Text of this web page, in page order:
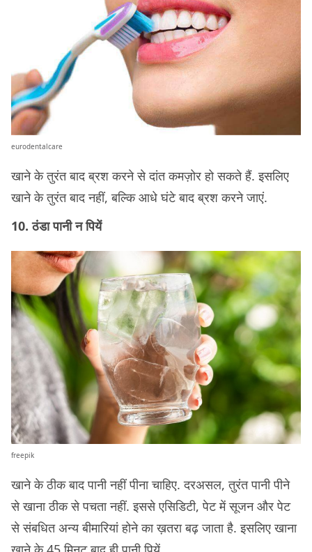
eurodentalcare
खाने के तुरंत बाद ब्रश करने से दांत कमज़ोर हो सकते हैं. इसलिए
खाने के तुरंत बाद नहीं, बल्कि आधे घंटे बाद ब्रश करने जाएं.
10. ठंडा पानी न पियें
freepik
खाने के ठीक बाद पानी नहीं पीना चाहिए. दरअसल, तुरंत पानी पीने
से खाना ठीक से पचता नहीं. इससे एसिडिटी, पेट में सूजन और पेट
से संबधित अन्य बीमारियां होने का ख़तरा बढ़ जाता है. इसलिए खाना